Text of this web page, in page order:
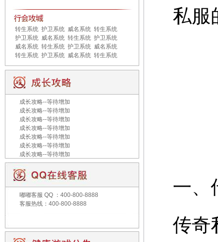
转生系统 护卫系统 威名系统 转生系统
护卫系统 威名系统 转生系统 护卫系统
威名系统 转生系统 护卫系统 威名系统
转生系统 护卫系统 威名系统 转生系统
成长攻略--等待增加
成长攻略--等待增加
成长攻略--等待增加
成长攻略--等待增加
成长攻略--等待增加
成长攻略--等待增加
成长攻略--等待增加
嘟嘟客服 QQ ：400-800-8888
客服热线：400-800-8888
私服
一、
传奇